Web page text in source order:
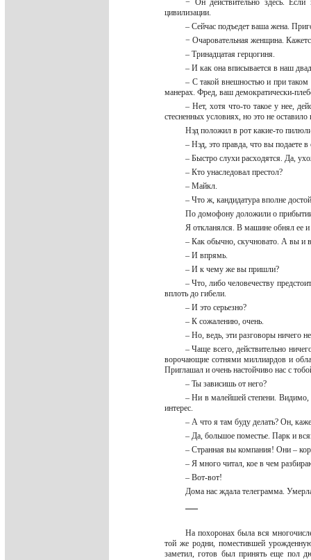
− Он действительно здесь.
цивилизации.
– Сейчас подъедет ваша жена.
− Очаровательная женщина.
– Тринадцатая герцогиня.
– И как она вписывается в наш
– С такой внешностью и при
манерах. Фред, ваш демократически-
– Нет, хотя что-то такое у нее,
стесненных условиях, но это не
Нэд положил в рот какие-то
– Нэд, это правда, что вы подаете в
– Быстро слухи расходятся. Да,
– Кто унаследовал престол?
– Майкл.
– Что ж, кандидатура вполне
По домофону доложили о
Я откланялся. В машине обнял ее
– Как обычно, скучновато. А вы и
– И впрямь.
– И к чему же вы пришли?
– Что, либо человечеству
вплоть до гибели.
– И это серьезно?
– К сожалению, очень.
– Но, ведь, эти разговоры ничего
– Чаще всего, действительно
ворочающие сотнями миллиардов и
Приглашал и очень настойчиво нас с
– Ты зависишь от него?
– Ни в малейшей степени. Видимо,
интерес.
– А что я там буду делать? Он,
– Да, большое поместье. Парк и
– Странная вы компания! Они –
– Я много читал, кое в чем
– Вот-вот!
Дома нас ждала телеграмма.
На похоронах была вся
той же родни, поместившей
заметил, готов был принять еще пол